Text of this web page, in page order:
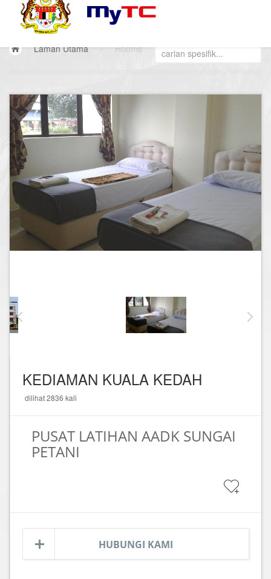
Laman Utama / Rooms
KEDIAMAN KUALA KEDAH
dilihat 2836 kali
PUSAT LATIHAN AADK SUNGAI
PETANI
HUBUNGI KAMI